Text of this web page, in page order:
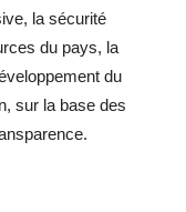
la sécurité
du pays, la
du
sur la base des